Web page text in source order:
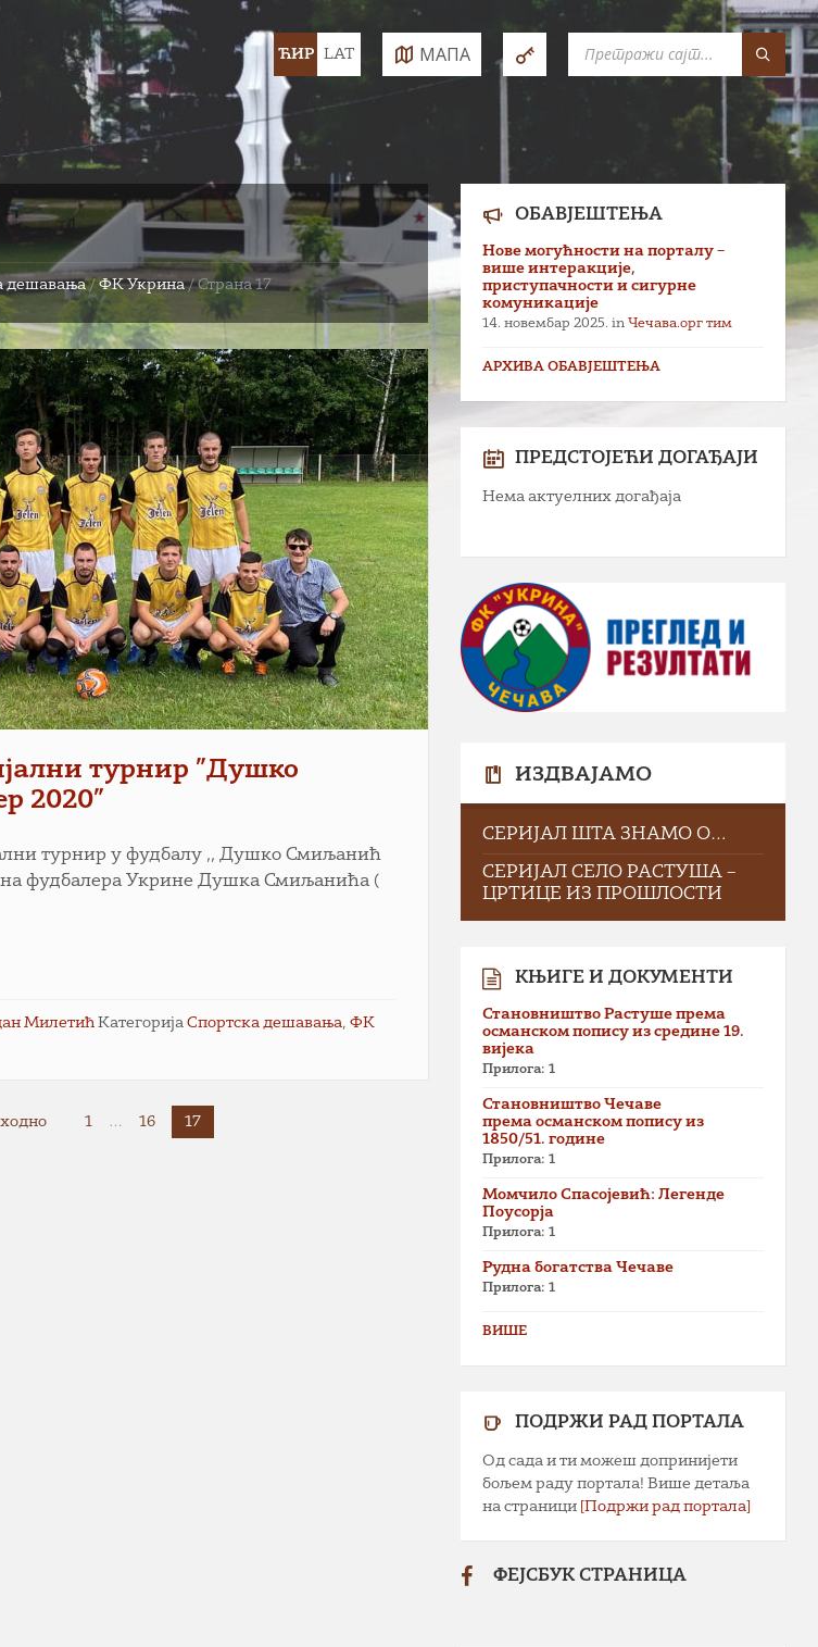
Choose
language:
ЋИР LAT МАПА
дешавања/ФК Укрина/Страна 17
турнир ”Душко
2020”
турнир у фудбалу ,, Душко Смиљанић
на фудбалера Укрине Душка Смиљанића (
Милетић КатегоријаСпортска дешавања,ФК
1 … 16 17
ОБАВЈЕШТЕЊА
Нове могућности на порталу –
више интеракције,
приступачности и сигурне
комуникације
14. новембар 2025.in Чечава.орг тим
АРХИВА ОБАВЈЕШТЕЊА
ПРЕДСТОЈЕЋИ ДОГАЂАЈИ
Нема актуелних догађаја
ИЗДВАЈАМО
СЕРИЈАЛ ШТА ЗНАМО О…
СЕРИЈАЛ СЕЛО РАСТУША –
ЦРТИЦЕ ИЗ ПРОШЛОСТИ
КЊИГЕ И ДОКУМЕНТИ
Становништво Растуше према
османском попису из средине 19.
вијека
Прилога: 1
Становништво Чечаве
према османском попису из
1850/51. године
Прилога: 1
Момчило Спасојевић: Легенде
Поусорја
Прилога: 1
Рудна богатства Чечаве
Прилога: 1
ВИШЕ
ПОДРЖИ РАД ПОРТАЛА
Од сада и ти можеш допринијети
бољем раду портала! Више детаља
на страници [Подржи рад портала]
ФЕЈСБУК СТРАНИЦА